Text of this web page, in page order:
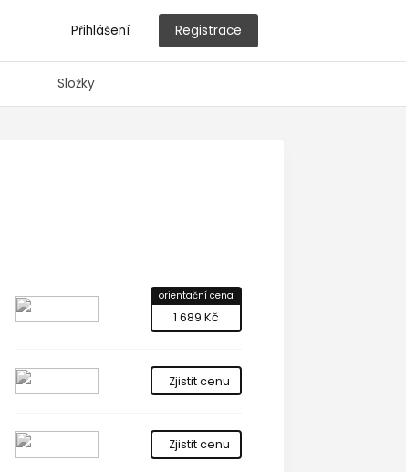
Přihlášení Registrace
Složky
orientační cena
1 689 Kč
Zjistit cenu
Zjistit cenu